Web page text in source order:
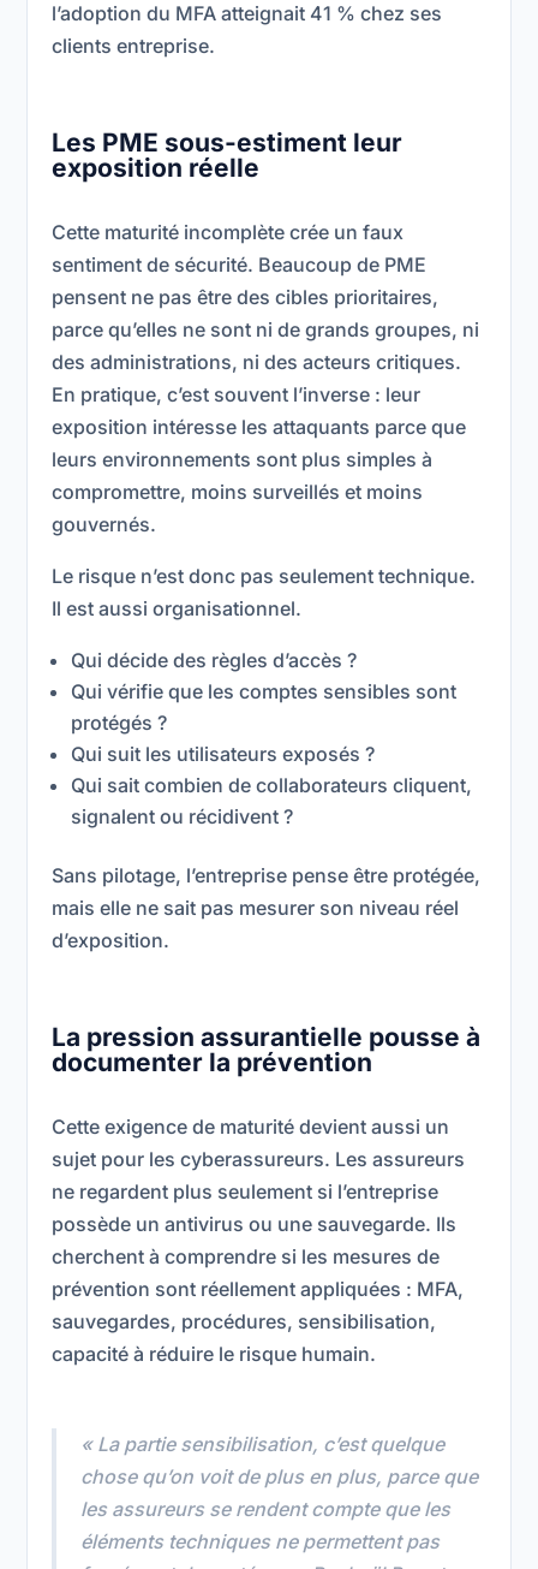
l’adoption du MFA atteignait 41 % chez ses
clients entreprise.
Les PME sous-estiment leur
exposition réelle
Cette maturité incomplète crée un faux
sentiment de sécurité. Beaucoup de PME
pensent ne pas être des cibles prioritaires,
parce qu’elles ne sont ni de grands groupes, ni
des administrations, ni des acteurs critiques.
En pratique, c’est souvent l’inverse : leur
exposition intéresse les attaquants parce que
leurs environnements sont plus simples à
compromettre, moins surveillés et moins
gouvernés.
Le risque n’est donc pas seulement technique.
Il est aussi organisationnel.
Qui décide des règles d’accès ?
Qui vérifie que les comptes sensibles sont
protégés ?
Qui suit les utilisateurs exposés ?
Qui sait combien de collaborateurs cliquent,
signalent ou récidivent ?
Sans pilotage, l’entreprise pense être protégée,
mais elle ne sait pas mesurer son niveau réel
d’exposition.
La pression assurantielle pousse à
documenter la prévention
Cette exigence de maturité devient aussi un
sujet pour les cyberassureurs. Les assureurs
ne regardent plus seulement si l’entreprise
possède un antivirus ou une sauvegarde. Ils
cherchent à comprendre si les mesures de
prévention sont réellement appliquées : MFA,
sauvegardes, procédures, sensibilisation,
capacité à réduire le risque humain.
« La partie sensibilisation, c’est quelque
chose qu’on voit de plus en plus, parce que
les assureurs se rendent compte que les
éléments techniques ne permettent pas